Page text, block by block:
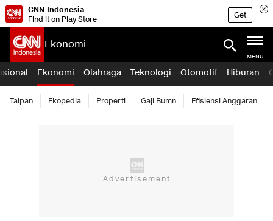
CNN Indonesia
Find it on Play Store
Get
Ekonomi
MENU
Ekonomi Olahraga Teknologi Otomotif Hiburan
Taipan Ekopedia Properti Gaji Bumn Efisiensi Anggaran